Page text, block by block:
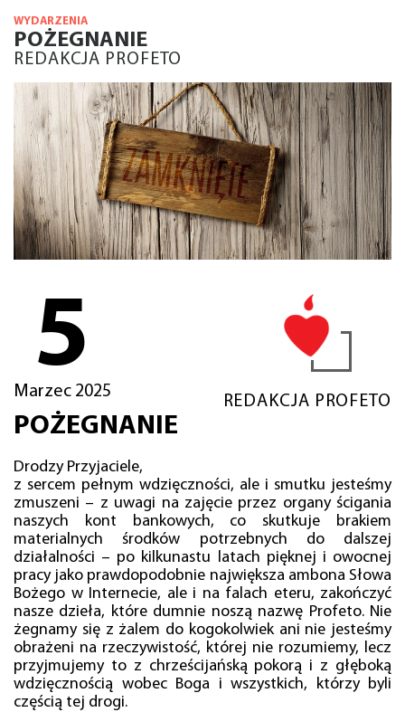
WYDARZENIA
POŻEGNANIE
REDAKCJA PROFETO
5
Marzec 2025
REDAKCJA PROFETO
POŻEGNANIE
Drodzy Przyjaciele,
z sercem pełnym wdzięczności, ale i smutku jesteśmy
zmuszeni – z uwagi na zajęcie przez organy ścigania
naszych kont bankowych, co skutkuje brakiem
materialnych środków potrzebnych do dalszej
działalności – po kilkunastu latach pięknej i owocnej
pracy jako prawdopodobnie największa ambona Słowa
Bożego w Internecie, ale i na falach eteru, zakończyć
nasze dzieła, które dumnie noszą nazwę Profeto. Nie
żegnamy się z żalem do kogokolwiek ani nie jesteśmy
obrażeni na rzeczywistość, której nie rozumiemy, lecz
przyjmujemy to z chrześcijańską pokorą i z głęboką
wdzięcznością wobec Boga i wszystkich, którzy byli
częścią tej drogi.